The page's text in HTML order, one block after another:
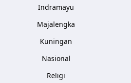
Indramayu
Majalengka
Kuningan
Nasional
Religi